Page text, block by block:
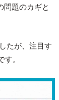
問題のカギと
たが、注目す
す。